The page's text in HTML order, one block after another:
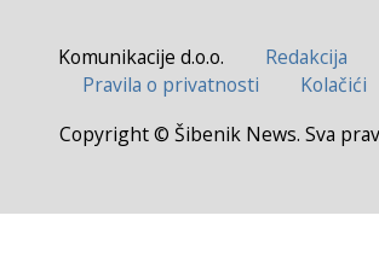
Komunikacije d.o.o. Redakcija
Pravila o privatnosti
Kolačići
Copyright © Šibenik News. Sva